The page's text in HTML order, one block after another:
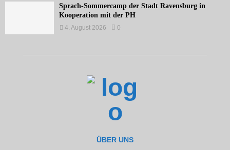
Sprach-Sommercamp der Stadt Ravensburg in
Kooperation mit der PH
4. August 2026 0
ÜBER UNS